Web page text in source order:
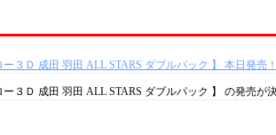
ー３Ｄ 成田 羽田 ALL STARS ダブルパック 】 本日発売
３Ｄ 成田 羽田 ALL STARS ダブルパック 】 の発売が